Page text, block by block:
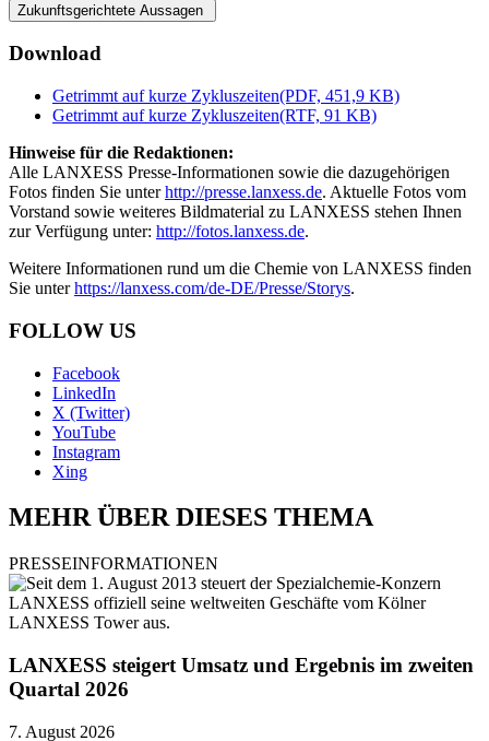
Zukunftsgerichtete Aussagen
Download
Getrimmt auf kurze Zykluszeiten(PDF, 451,9 KB)
Getrimmt auf kurze Zykluszeiten(RTF, 91 KB)
Hinweise für die Redaktionen:
Alle LANXESS Presse-Informationen sowie die dazugehörigen
Fotos finden Sie unterhttp://presse.lanxess.de. Aktuelle Fotos vom
Vorstand sowie weiteres Bildmaterial zu LANXESS stehen Ihnen
zur Verfügung unter: http://fotos.lanxess.de.
Weitere Informationen rund um die Chemie von LANXESS finden
Sie unterhttps://lanxess.com/de-DE/Presse/Storys.
FOLLOW US
Facebook
LinkedIn
X (Twitter)
YouTube
Instagram
Xing
MEHR ÜBER DIESES THEMA
PRESSEINFORMATIONEN
LANXESS steigert Umsatz und Ergebnis im zweiten
Quartal 2026
7. August 2026